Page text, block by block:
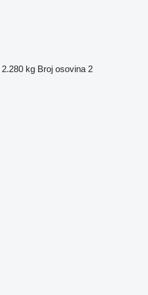
2.280 kg Broj osovina 2